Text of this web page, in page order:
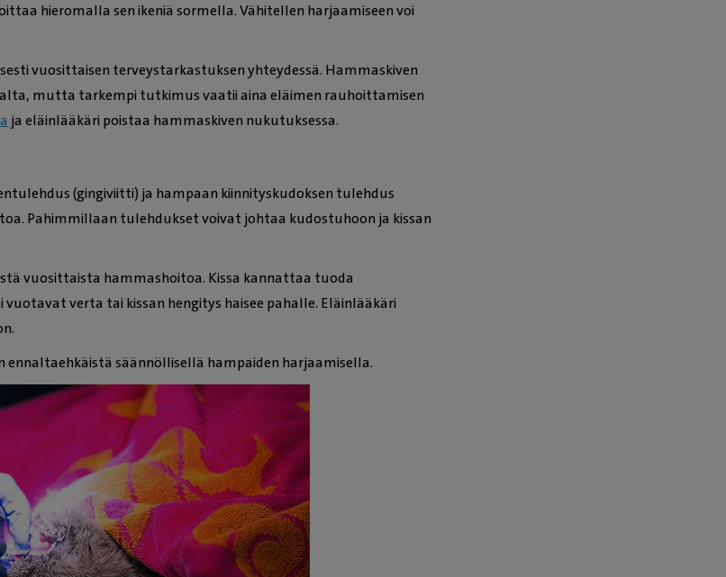
hieromalla sen ikeniä sormella. Vähitellen harjaamiseen voi
vuosittaisen terveystarkastuksen yhteydessä. Hammaskiven
mutta tarkempi tutkimus vaatii aina eläimen rauhoittamisen
ja eläinlääkäri poistaa hammaskiven nukutuksessa.
(gingiviitti) ja hampaan kiinnityskudoksen tulehdus
Pahimmillaan tulehdukset voivat johtaa kudostuhoon ja kissan
vuosittaista hammashoitoa. Kissa kannattaa tuoda
verta tai kissan hengitys haisee pahalle. Eläinlääkäri
säännöllisellä hampaiden harjaamisella.